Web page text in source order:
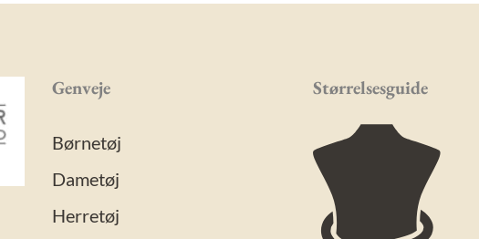
Genveje
Børnetøj
Dametøj
Herretøj
Størrelsesguide